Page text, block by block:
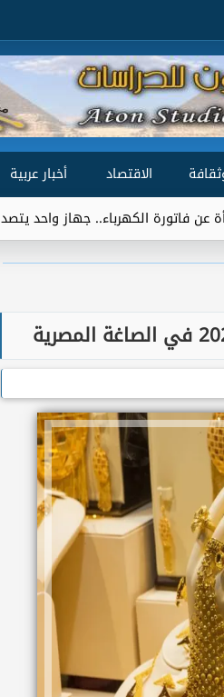
الاقتصاد أخبار عربية
جهاز واحد يتصدر قائمة الأكثر